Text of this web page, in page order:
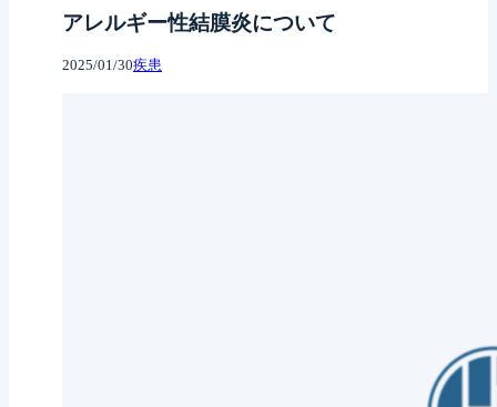
アレルギー性結膜炎について
2025/01/30疾患